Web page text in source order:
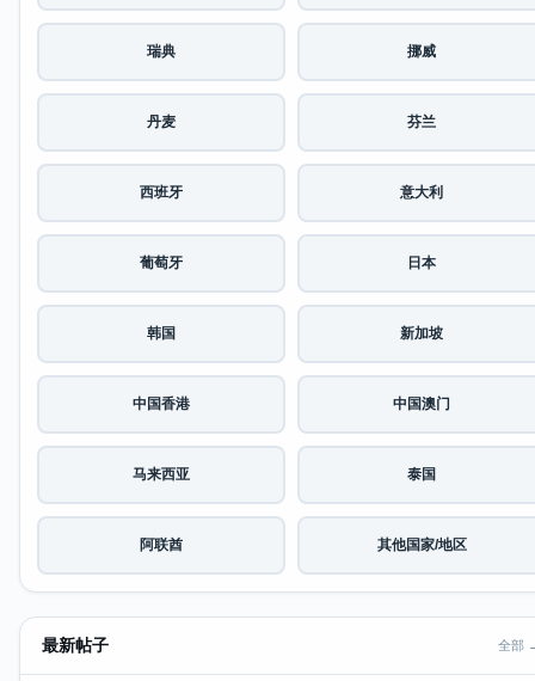
瑞典 挪威
丹麦 芬兰
西班牙 意大利
葡萄牙 日本
韩国 新加坡
中国香港 中国澳门
马来西亚 泰国
阿联酋 其他国家/地区
最新帖子 全部